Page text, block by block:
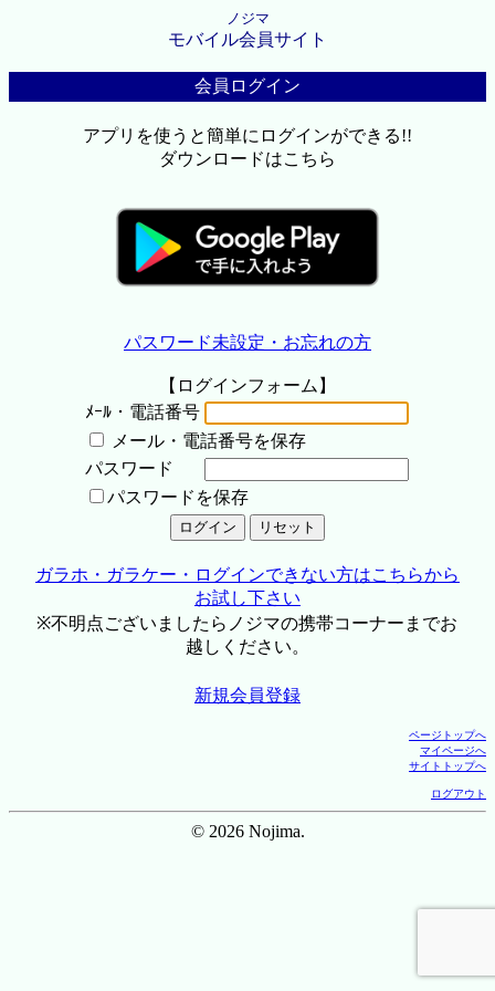
ノジマ
モバイル会員サイト
会員ログイン
アプリを使うと簡単にログインができる!!
ダウンロードはこちら
パスワード未設定・お忘れの方
【ログインフォーム】
ﾒｰﾙ・電話番号
メール・電話番号を保存
パスワード
パスワードを保存
ガラホ・ガラケー・ログインできない方はこちらから
お試し下さい
※不明点ございましたらノジマの携帯コーナーまでお
越しください。
新規会員登録
ページトップへ
マイページへ
サイトトップへ
ログアウト
© 2026 Nojima.